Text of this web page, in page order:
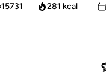
15731 281 kcal